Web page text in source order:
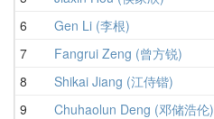
6 Gen Li (李根)
7 Fangrui Zeng (曾方锐)
8 Shikai Jiang (江侍锴)
9 Chuhaolun Deng (邓储浩伦)